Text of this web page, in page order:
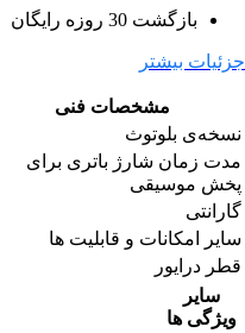
بازگشت 30 روزه رایگان
جزئیات بیشتر
مشخصات فنی
نسخه‌ی بلوتوث
مدت زمان شارژ باتری برای
پخش موسیقی
گارانتی
سایر امکانات و قابلیت ها
قطر درایور
سایر
ویژگی ها